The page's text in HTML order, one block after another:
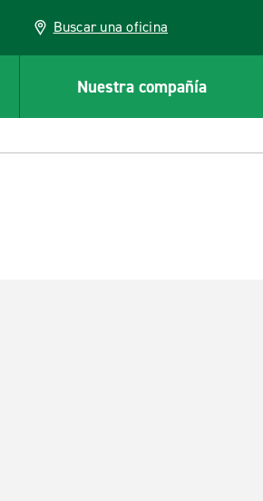
Buscar una oficina
Nuestra compañía